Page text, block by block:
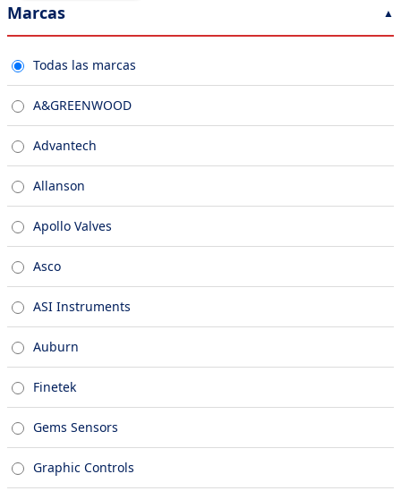
Marcas
Todas las marcas
A&GREENWOOD
Advantech
Allanson
Apollo Valves
Asco
ASI Instruments
Auburn
Finetek
Gems Sensors
Graphic Controls